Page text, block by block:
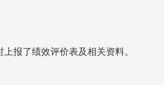
报了绩效评价表及相关资料。